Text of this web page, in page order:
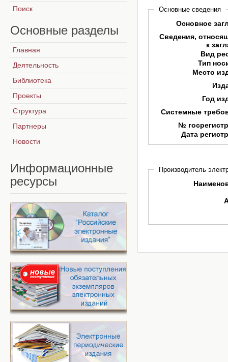
Основные сведения
Основное
Сведения,
к
Вид
Тип
Место
Год
Системные
№
Дата
Производитель
Поиск
Основные разделы
Главная
Деятельность
Библиотека
Проекты
Структура
Партнеры
Новости
Информационные
ресурсы